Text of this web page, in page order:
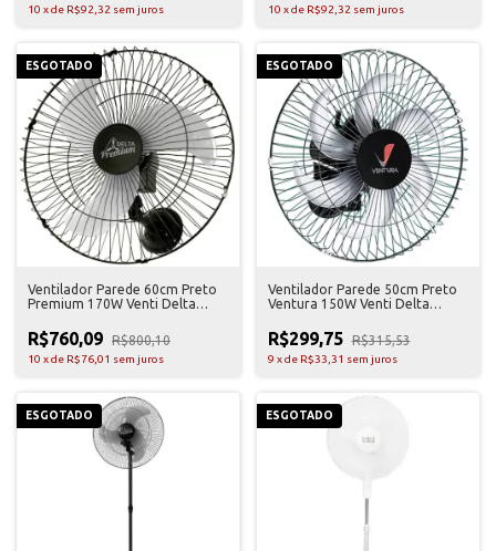
10 xde R$92,32 sem juros 10 xde R$92,32 sem juros
ESGOTADO
Ventilador Parede 60cm Preto
Premium 170W Venti Delta
R$760,09 R$800,10
10 xde R$76,01 sem juros
ESGOTADO
Ventilador Parede 50cm Preto
Ventura 150W Venti Delta
R$299,75 R$315,53
9 xde R$33,31 sem juros
ESGOTADO ESGOTADO